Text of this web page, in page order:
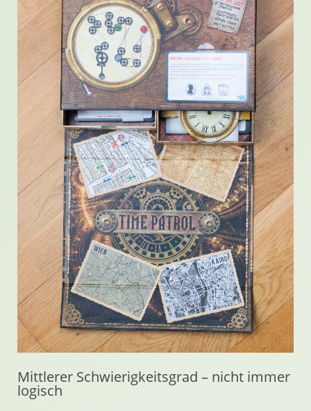
Mittlerer Schwierigkeitsgrad – nicht immer
logisch